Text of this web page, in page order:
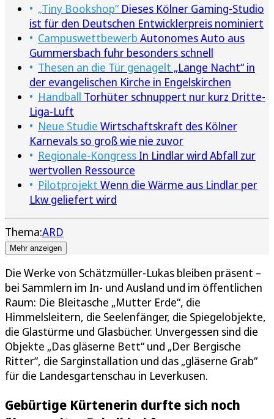
„Tiny Bookshop“ Dieses Kölner Gaming-Studio
ist für den Deutschen Entwicklerpreis nominiert
Campuswettbewerb Autonomes Auto aus
Gummersbach fuhr besonders schnell
Thesen an die Tür genagelt „Lange Nacht“ in
der evangelischen Kirche in Engelskirchen
Handball Torhüter schnuppert nur kurz Dritte-
Liga-Luft
Neue Studie Wirtschaftskraft des Kölner
Karnevals so groß wie nie zuvor
Regionale-Kongress In Lindlar wird Abfall zur
wertvollen Ressource
Pilotprojekt Wenn die Wärme aus Lindlar per
Lkw geliefert wird
Thema:ARD
Mehr anzeigen
Die Werke von Schätzmüller-Lukas bleiben präsent –
bei Sammlern im In- und Ausland und im öffentlichen
Raum: Die Bleitasche „Mutter Erde“, die
Himmelsleitern, die Seelenfänger, die Spiegelobjekte,
die Glastürme und Glasbücher. Unvergessen sind die
Objekte „Das gläserne Bett“ und „Der Bergische
Ritter“, die Sarginstallation und das „gläserne Grab“
für die Landesgartenschau in Leverkusen.
Gebürtige Kürtenerin durfte sich noch